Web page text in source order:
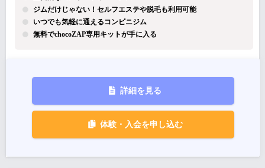
ジムだけじゃない！セルフエステや脱毛も利用可能
いつでも気軽に通えるコンビニジム
無料でchocoZAP専用キットが手に入る
詳細を見る
体験・入会を申し込む